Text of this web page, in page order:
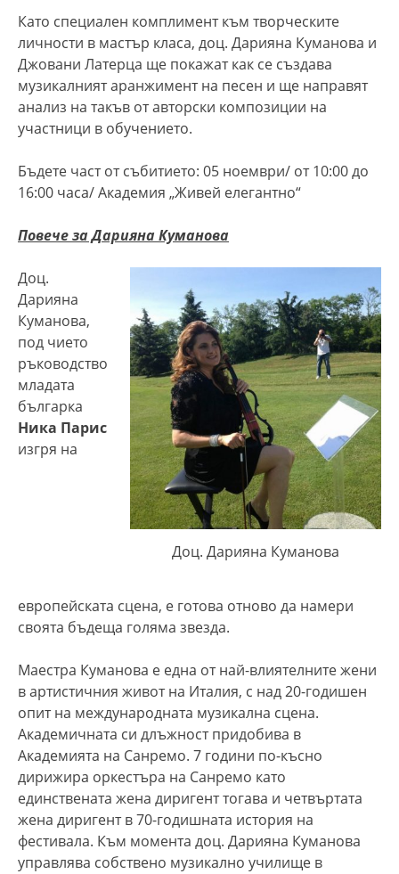
Като специален комплимент към творческите
личности в мастър класа, доц. Дарияна Куманова и
Джовани Латерца ще покажат как се създава
музикалният аранжимент на песен и ще направят
анализ на такъв от авторски композиции на
участници в обучението.
Бъдете част от събитието: 05 ноември/ от 10:00 до
16:00 часа/ Академия „Живей елегантно“
Повече за Дарияна Куманова
Доц. Дарияна Куманова
Доц.
Дарияна
Куманова,
под чието
ръководство
младата
българка
Ника Парис
изгря на
европейската сцена, е готова отново да намери
своята бъдеща голяма звезда.
Маестра Куманова е една от най-влиятелните жени
в артистичния живот на Италия, с над 20-годишен
опит на международната музикална сцена.
Академичната си длъжност придобива в
Академията на Санремо. 7 години по-късно
дирижира оркестъра на Санремо като
единствената жена диригент тогава и четвъртата
жена диригент в 70-годишната история на
фестивала. Към момента доц. Дарияна Куманова
управлява собствено музикално училище в